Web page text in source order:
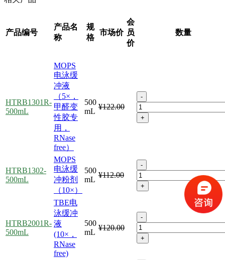
产品编号
产品名
称
规
格
市场价
会
员
价
数量
HTRB1301R-
500mL
MOPS
电泳缓
冲液
（5×，
甲醛变
性胶专
用，
RNase
free）
500
mL
¥122.00
-
+
HTRB1302-
500mL
MOPS
电泳缓
冲粉剂
（10×）
500
mL
¥112.00
-
+
HTRB2001R-
500mL
TBE电
泳缓冲
液
(10×，
RNase
free)
500
mL
¥120.00
-
+